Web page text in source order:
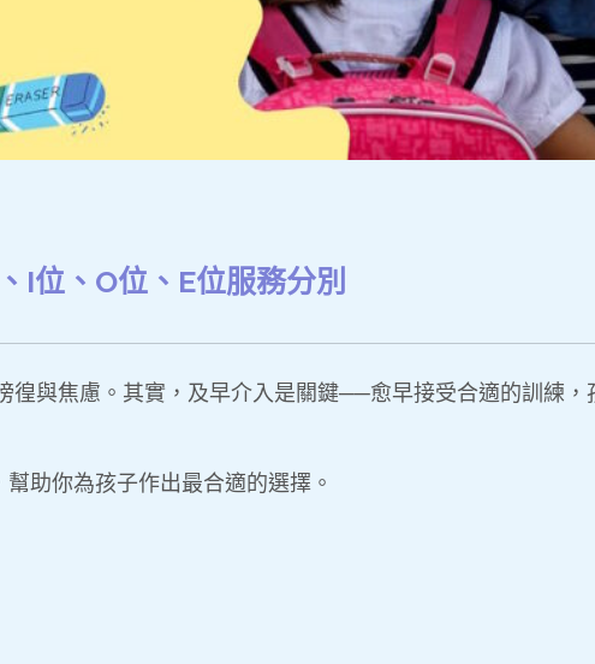
I位、O位、E位服務分別
與焦慮。其實，及早介入是關鍵──愈早接受合適的訓練
助你為孩子作出最合適的選擇。